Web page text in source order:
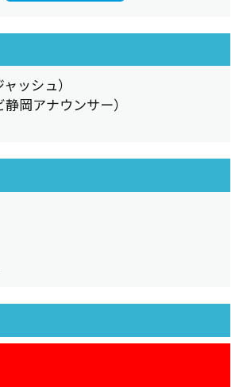
ッシュ）
岡アナウンサー）